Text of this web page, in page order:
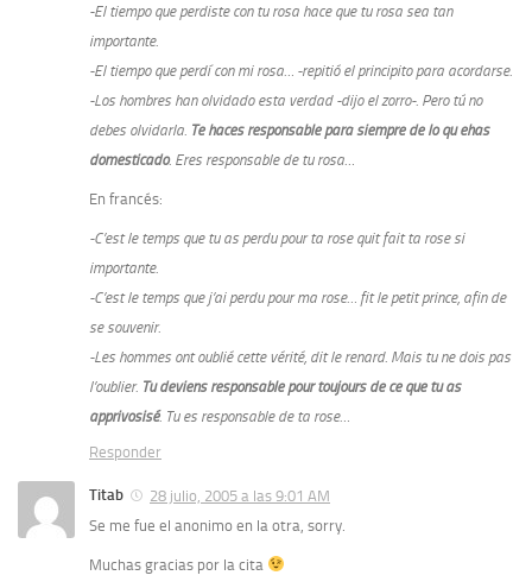
-El tiempo que perdiste con tu rosa hace que tu rosa sea tan
importante.
-El tiempo que perdí con mi rosa… -repitió el principito para acordarse.
-Los hombres han olvidado esta verdad -dijo el zorro-. Pero tú no
debes olvidarla. Te haces responsable para siempre de lo qu ehas
domesticado. Eres responsable de tu rosa…
En francés:
-C’est le temps que tu as perdu pour ta rose quit fait ta rose si
importante.
-C’est le temps que j’ai perdu pour ma rose… fit le petit prince, afin de
se souvenir.
-Les hommes ont oublié cette vérité, dit le renard. Mais tu ne dois pas
l’oublier. Tu deviens responsable pour toujours de ce que tu as
apprivosisé. Tu es responsable de ta rose…
Responder
Titab
28 julio, 2005 a las 9:01 AM
Se me fue el anonimo en la otra, sorry.
Muchas gracias por la cita